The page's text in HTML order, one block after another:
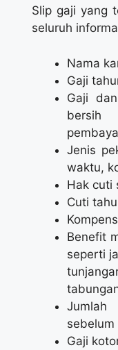
Slip gaji yang
seluruh
Nama
Gaji
Gaji
bersih
Jenis
waktu,
Hak cuti
Cuti
Benefit
seperti
sebelum
Gaji